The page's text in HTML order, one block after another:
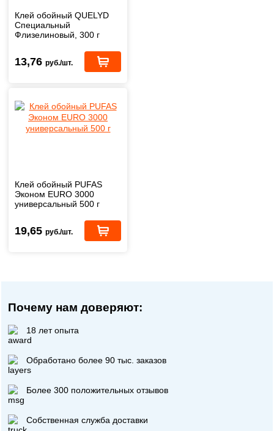
Клей обойный QUELYD
Специальный
Флизелиновый, 300 г
13,76 руб./шт.
Клей обойный PUFAS
Эконом EURO 3000
универсальный 500 г
19,65 руб./шт.
Почему нам доверяют:
18 лет опыта
Обработано более 90 тыс. заказов
Более 300 положительных отзывов
Собственная служба доставки